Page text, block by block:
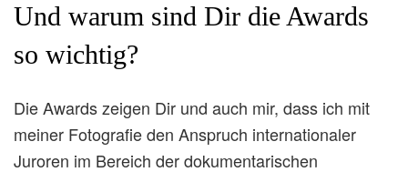
Und warum sind Dir die Awards
so wichtig?
Die Awards zeigen Dir und auch mir, dass ich mit
meiner Fotografie den Anspruch internationaler
Juroren im Bereich der dokumentarischen